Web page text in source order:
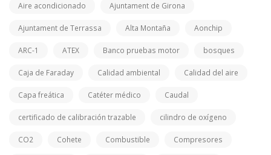
Aire acondicionado Ajuntament de Girona
Ajuntament de Terrassa Alta Montaña Aonchip
ARC-1 ATEX Banco pruebas motor bosques
Caja de Faraday Calidad ambiental Calidad del aire
Capa freática Catéter médico Caudal
certificado de calibración trazable cilindro de oxígeno
CO2 Cohete Combustible Compresores